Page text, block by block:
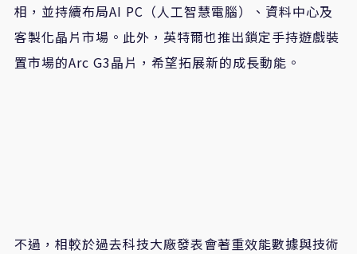
相，並持續布局AI PC（人工智慧電腦）、資料中心及
客製化晶片市場。此外，英特爾也推出鎖定手持遊戲裝
置市場的Arc G3晶片，希望拓展新的成長動能。
不過，相較於過去科技大廠發表會著重效能數據與技術